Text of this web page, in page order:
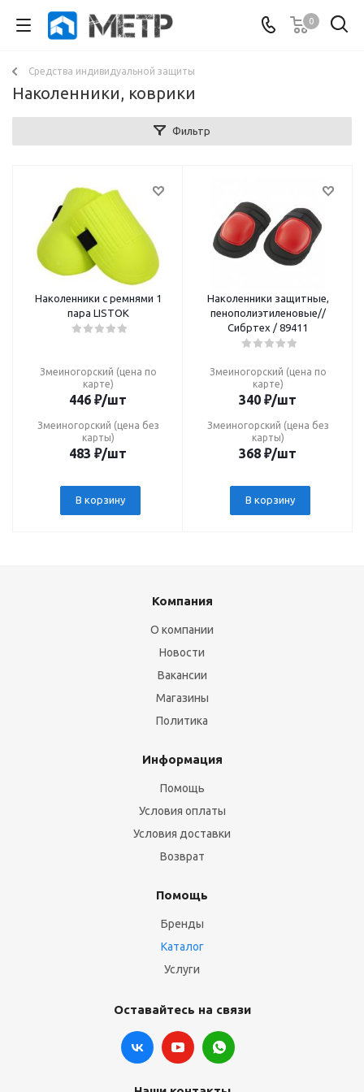
0
Средства индивидуальной защиты
Наколенники, коврики
Фильтр
Наколенники с ремнями 1
пара LISTOK
Змеиногорский (цена по
карте)
446 ₽/шт
Змеиногорский (цена без
карты)
483 ₽/шт
В корзину
Наколенники защитные,
пенополиэтиленовые//
Сибртех / 89411
Змеиногорский (цена по
карте)
340 ₽/шт
Змеиногорский (цена без
карты)
368 ₽/шт
В корзину
Компания
О компании
Новости
Вакансии
Магазины
Политика
Информация
Помощь
Условия оплаты
Условия доставки
Возврат
Помощь
Бренды
Каталог
Услуги
Оставайтесь на связи